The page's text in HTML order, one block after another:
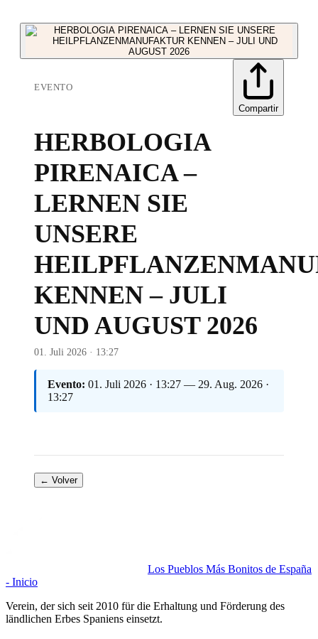
EVENTO
Compartir
HERBOLOGIA
PIRENAICA –
LERNEN SIE
UNSERE
KENNEN – JULI
UND AUGUST 2026
01. Juli 2026 · 13:27
Evento: 01. Juli 2026 · 13:27 — 29. Aug. 2026 ·
13:27
← Volver
Los Pueblos Más Bonitos de España
- Inicio
Verein, der sich seit 2010 für die Erhaltung und Förderung des
ländlichen Erbes Spaniens einsetzt.